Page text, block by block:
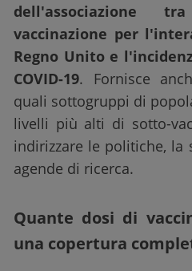
dell'associazione
vaccinazione per
Regno Unito e
COVID-19. Fornisce
quali sottogruppi di
livelli più alti di sotto-
indirizzare le politiche, la
agende di ricerca.
Quante dosi di
una copertura